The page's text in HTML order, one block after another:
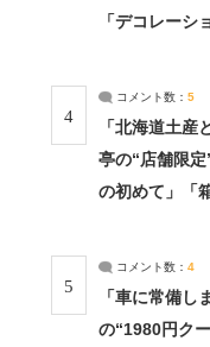
「デコレーシ
4
コメント数： 5
「北海道土産
亭の“店舗限
の初めて」「
5
コメント数： 4
「車に常備
の“1980円ク